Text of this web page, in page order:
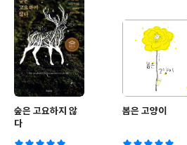
숲은 고요하지 않
다
봄은 고양이